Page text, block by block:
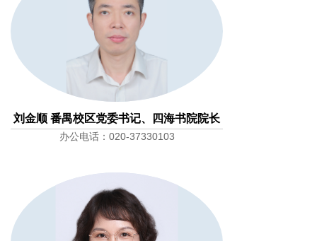
刘金顺 番禺校区党委书记、四海书院院长
办公电话：020-37330103